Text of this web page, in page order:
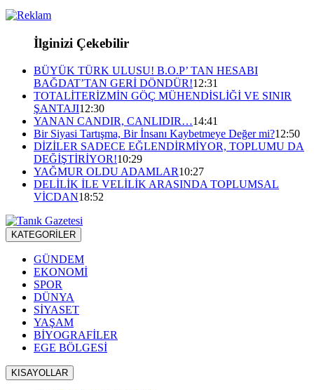
İlginizi Çekebilir
BÜYÜK TÜRK ULUSU! B.O.P’ TAN HESABI
BAĞDAT’TAN GERİ DÖNDÜR!12:31
TOTALİTERİZMİN GÖÇ MÜHENDİSLİĞİ VE SINIR
ŞANTAJI12:30
YANAN CANDIR, CANLIDIR…14:41
Bir Siyasi Tartışma, Bir İnsanı Kaybetmeye Değer mi?12:50
DİZİLER SADECE EĞLENDİRMİYOR, TOPLUMU DA
DEĞİŞTİRİYOR!10:29
YAĞMUR OLDU ADAMLAR10:27
DELİLİK İLE VELİLİK ARASINDA TOPLUMSAL
VİCDAN18:52
KATEGORİLER
GÜNDEM
EKONOMİ
SPOR
DÜNYA
SİYASET
YAŞAM
BİYOGRAFİLER
EGE BÖLGESİ
KISAYOLLAR